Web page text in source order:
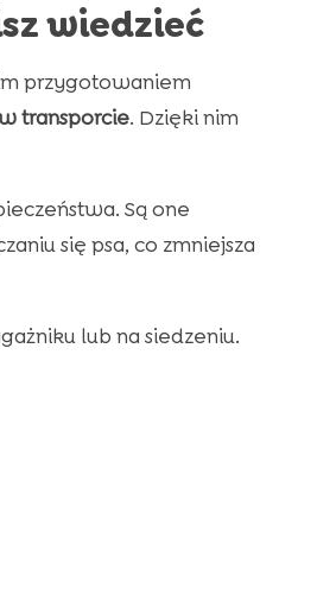
wiedzieć
przygotowaniem
transporcie. Dzięki nim
Są one
się psa, co zmniejsza
lub na siedzeniu.